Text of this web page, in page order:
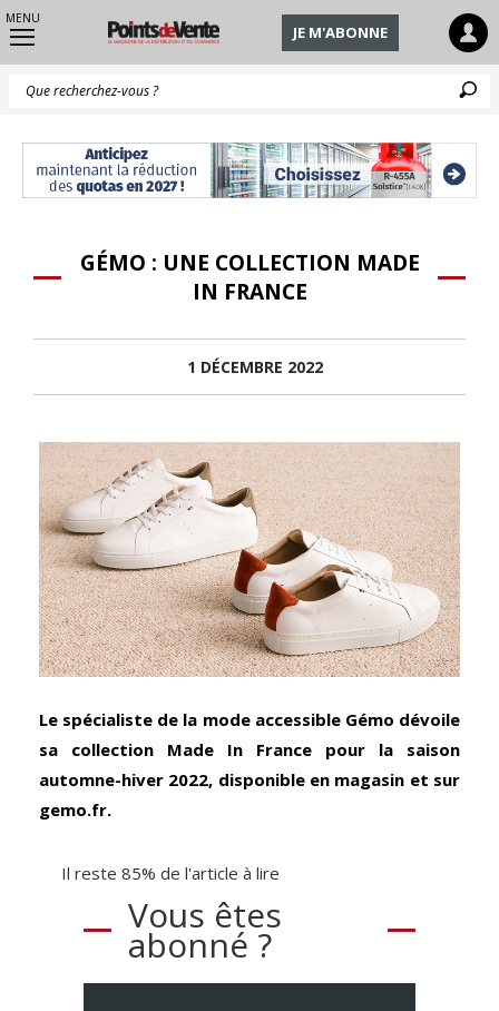
MENU
JE M'ABONNE
GÉMO : UNE COLLECTION MADE
IN FRANCE
1 DÉCEMBRE 2022
Le spécialiste de la mode accessible Gémo dévoile
sa collection Made In France pour la saison
automne-hiver 2022, disponible en magasin et sur
gemo.fr.
Il reste 85% de l'article à lire
Vous êtes
abonné ?